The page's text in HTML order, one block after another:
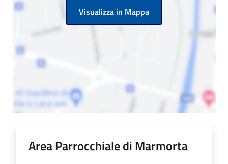
Visualizza in Mappa
Area Parrocchiale di Marmorta